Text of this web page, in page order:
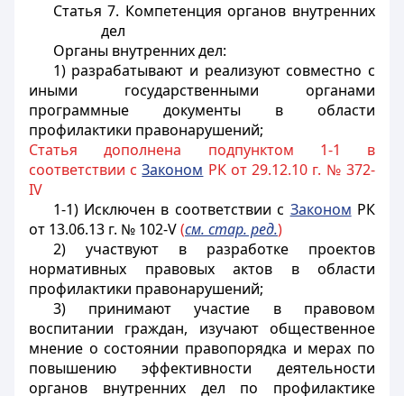
Статья 7. Компетенция органов внутренних
дел
Органы внутренних дел:
1) разрабатывают и реализуют совместно с
иными государственными органами
программные документы в области
профилактики правонарушений;
Статья дополнена подпунктом 1-1 в
соответствии сЗаконом РК от 29.12.10 г. № 372-
IV
1-1) Исключен в соответствии с Законом РК
от 13.06.13 г. № 102-V(см. стар. ред.)
2) участвуют в разработке проектов
нормативных правовых актов в области
профилактики правонарушений;
3) принимают участие в правовом
воспитании граждан, изучают общественное
мнение о состоянии правопорядка и мерах по
повышению эффективности деятельности
органов внутренних дел по профилактике